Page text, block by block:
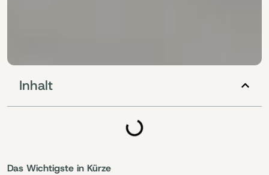
Inhalt
Das Wichtigste in Kürze